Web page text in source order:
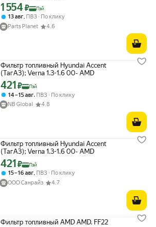
Цена с картой Яндекс Пэй 1554 ₽ вместо
1 554₽ Пэй
13 авг ПВЗ
По клику
Parts Planet
4.6
Фильтр топливный Hyundai Accent
(ТагАЗ); Verna 1.3-1.6 00- AMD
Цена с картой Яндекс Пэй 421 ₽ вместо
421₽ Пэй
14 – 15 авг, ПВЗ
По клику
NB Global
4.8
Фильтр топливный Hyundai Accent
(ТагАЗ); Verna 1.3-1.6 00- AMD
Цена с картой Яндекс Пэй 421 ₽ вместо
421₽ Пэй
15 – 16 авг, ПВЗ
По клику
ООО Санрайз
4.7
Фильтр топливный AMD AMD. FF22